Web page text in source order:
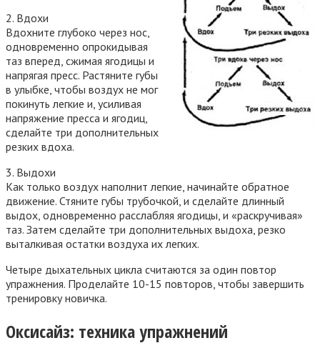
2. Вдохи
Вдохните глубоко через нос,
одновременно опрокидывая
таз вперед, сжимая ягодицы и
напрягая пресс. Растяните губы
в улыбке, чтобы воздух не мог
покинуть легкие и, усиливая
напряжение пресса и ягодиц,
сделайте три дополнительных
резких вдоха.
3. Выдохи
Как только воздух наполнит легкие, начинайте обратное
движение. Стяните губы трубочкой, и сделайте длинный
выдох, одновременно расслабляя ягодицы, и «раскручивая»
таз. Затем сделайте три дополнительных выдоха, резко
выталкивая остатки воздуха их легких.
Четыре дыхательных цикла считаются за один повтор
упражнения. Проделайте 10-15 повторов, чтобы завершить
тренировку новичка.
Оксисайз: техника упражнений